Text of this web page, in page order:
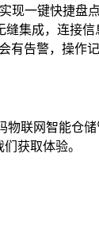
一键快捷盘
集成，连接信
告警，操作
物联网智能仓
获取体验。